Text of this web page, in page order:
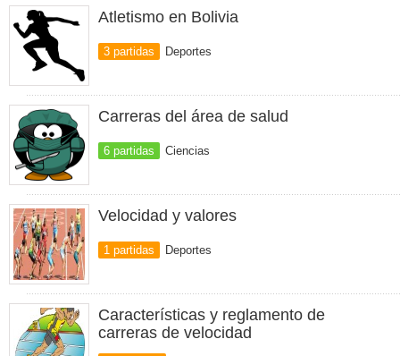
Atletismo en Bolivia
3 partidas Deportes
Carreras del área de salud
6 partidas Ciencias
Velocidad y valores
1 partidas Deportes
Características y reglamento de
carreras de velocidad